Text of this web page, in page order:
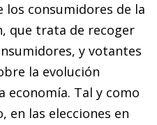
consumidores de la
que trata de recoger
y votantes
la evolución
economía. Tal y como
en las elecciones en